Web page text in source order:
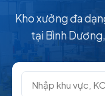
Kho xưởng đa
tại Bình